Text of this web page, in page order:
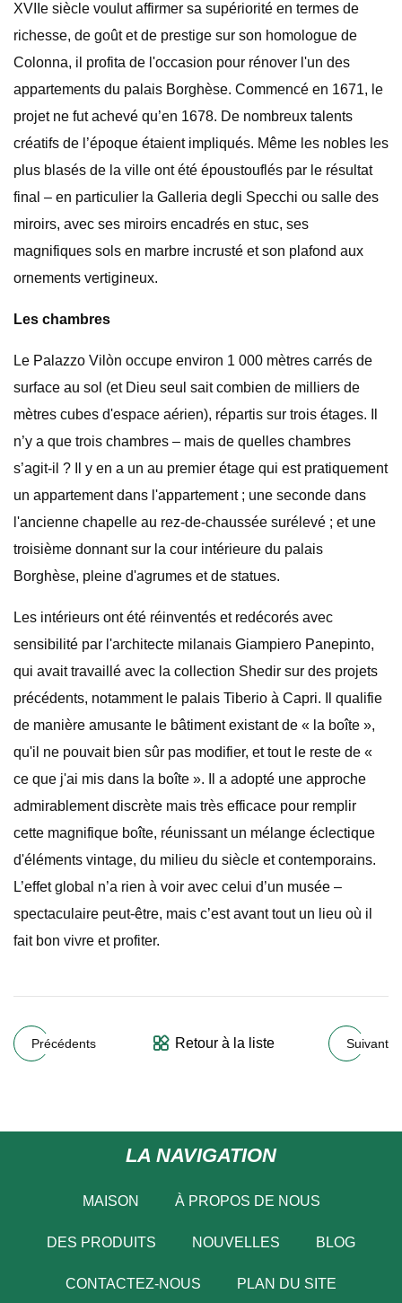
XVIIe siècle voulut affirmer sa supériorité en termes de
richesse, de goût et de prestige sur son homologue de
Colonna, il profita de l'occasion pour rénover l'un des
appartements du palais Borghèse. Commencé en 1671, le
projet ne fut achevé qu’en 1678. De nombreux talents
créatifs de l’époque étaient impliqués. Même les nobles les
plus blasés de la ville ont été époustouflés par le résultat
final – en particulier la Galleria degli Specchi ou salle des
miroirs, avec ses miroirs encadrés en stuc, ses
magnifiques sols en marbre incrusté et son plafond aux
ornements vertigineux.
Les chambres
Le Palazzo Vilòn occupe environ 1 000 mètres carrés de
surface au sol (et Dieu seul sait combien de milliers de
mètres cubes d'espace aérien), répartis sur trois étages. Il
n’y a que trois chambres – mais de quelles chambres
s’agit-il ? Il y en a un au premier étage qui est pratiquement
un appartement dans l'appartement ; une seconde dans
l'ancienne chapelle au rez-de-chaussée surélevé ; et une
troisième donnant sur la cour intérieure du palais
Borghèse, pleine d'agrumes et de statues.
Les intérieurs ont été réinventés et redécorés avec
sensibilité par l'architecte milanais Giampiero Panepinto,
qui avait travaillé avec la collection Shedir sur des projets
précédents, notamment le palais Tiberio à Capri. Il qualifie
de manière amusante le bâtiment existant de « la boîte »,
qu'il ne pouvait bien sûr pas modifier, et tout le reste de «
ce que j'ai mis dans la boîte ». Il a adopté une approche
admirablement discrète mais très efficace pour remplir
cette magnifique boîte, réunissant un mélange éclectique
d'éléments vintage, du milieu du siècle et contemporains.
L’effet global n’a rien à voir avec celui d’un musée –
spectaculaire peut-être, mais c’est avant tout un lieu où il
fait bon vivre et profiter.
Précédents Retour à la liste Suivant
LA NAVIGATION
MAISON À PROPOS DE NOUS
DES PRODUITS NOUVELLES BLOG
CONTACTEZ-NOUS PLAN DU SITE